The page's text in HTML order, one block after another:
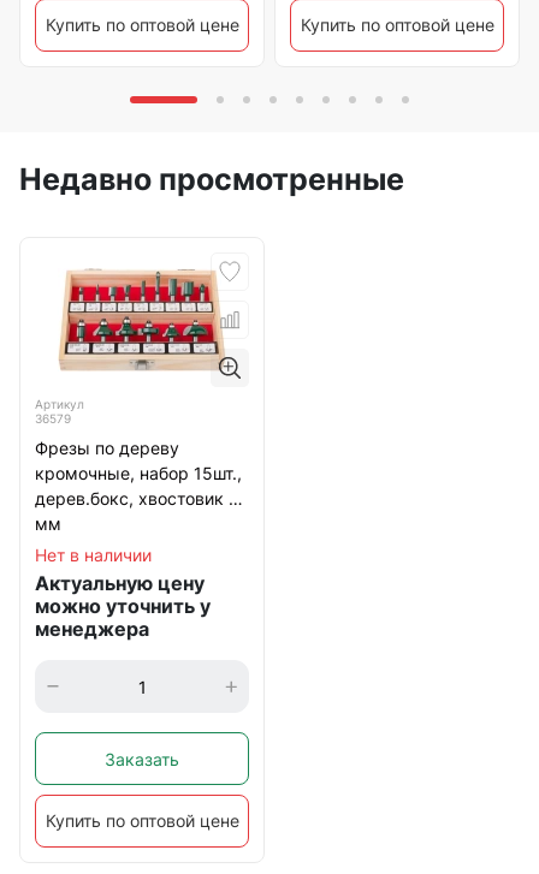
Купить по оптовой цене Купить по оптовой цене
Недавно просмотренные
Артикул
36579
Фрезы по дереву
кромочные, набор 15шт.,
дерев.бокс, хвостовик 8
мм
Нет в наличии
Актуальную цену
можно уточнить у
менеджера
Заказать
Купить по оптовой цене